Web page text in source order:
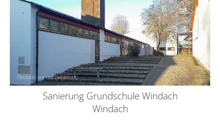
Sanierung Grundschule Windach
Windach